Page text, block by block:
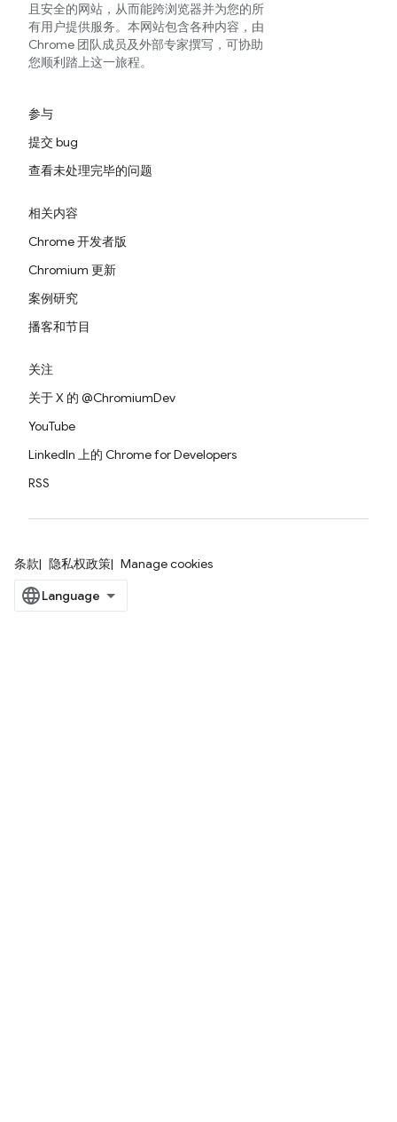
且安全的网站，从而能跨浏览器并为您的所
有用户提供服务。本网站包含各种内容，由
Chrome 团队成员及外部专家撰写，可协助
您顺利踏上这一旅程。
参与
提交 bug
查看未处理完毕的问题
相关内容
Chrome 开发者版
Chromium 更新
案例研究
播客和节目
关注
关于 X 的 @ChromiumDev
YouTube
LinkedIn 上的 Chrome for Developers
RSS
条款 隐私权政策 Manage cookies